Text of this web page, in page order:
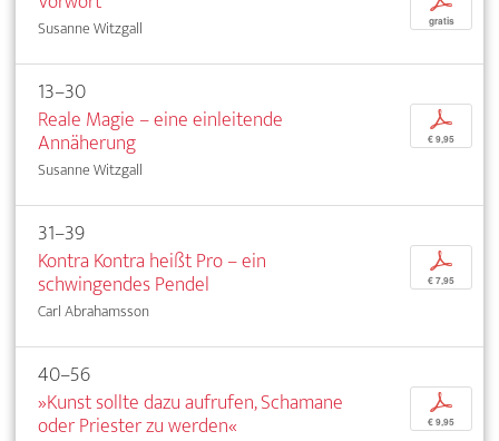
Susanne Witzgall gratis
13–30
Reale Magie – eine einleitende
Annäherung
Susanne Witzgall
p
€ 9,95
31–39
Kontra Kontra heißt Pro – ein
schwingendes Pendel
Carl Abrahamsson
p
€ 7,95
40–56
»Kunst sollte dazu aufrufen, Schamane
oder Priester zu werden«
p
€ 9,95